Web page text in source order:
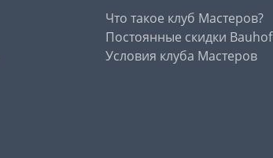
Что такое клуб Мастеров?
Постоянные скидки Bauhof
Условия клуба Мастеров